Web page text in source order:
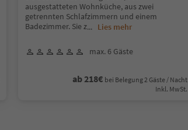
ausgestatteten Wohnküche, aus zwei
getrennten Schlafzimmern und einem
Badezimmer. Sie z... Lies mehr
max. 6 Gäste
ab 218€ bei Belegung 2 Gäste / Nacht
Inkl. MwSt.